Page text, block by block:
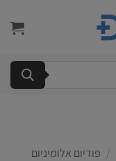
/ פודיום אלומיניום